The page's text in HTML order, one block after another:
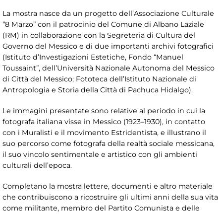
La mostra nasce da un progetto dell’Associazione Culturale
“8 Marzo” con il patrocinio del Comune di Albano Laziale
(RM) in collaborazione con la Segreteria di Cultura del
Governo del Messico e di due importanti archivi fotografici
(Istituto d’Investigazioni Estetiche, Fondo “Manuel
Toussaint”, dell’Università Nazionale Autonoma del Messico
di Città del Messico; Fototeca dell’Istituto Nazionale di
Antropologia e Storia della Città di Pachuca Hidalgo).
Le immagini presentate sono relative al periodo in cui la
fotografa italiana visse in Messico (1923–1930), in contatto
con i Muralisti e il movimento Estridentista, e illustrano il
suo percorso come fotografa della realtà sociale messicana,
il suo vincolo sentimentale e artistico con gli ambienti
culturali dell’epoca.
Completano la mostra lettere, documenti e altro materiale
che contribuiscono a ricostruire gli ultimi anni della sua vita
come militante, membro del Partito Comunista e delle